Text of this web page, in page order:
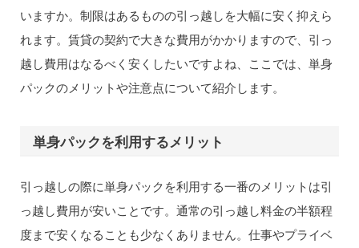
いますか。制限はあるものの引っ越しを大幅に安く抑えら
れます。賃貸の契約で大きな費用がかかりますので、引っ
越し費用はなるべく安くしたいですよね、ここでは、単身
パックのメリットや注意点について紹介します。
単身パックを利用するメリット
引っ越しの際に単身パックを利用する一番のメリットは引
っ越し費用が安いことです。通常の引っ越し料金の半額程
度まで安くなることも少なくありません。仕事やプライベ